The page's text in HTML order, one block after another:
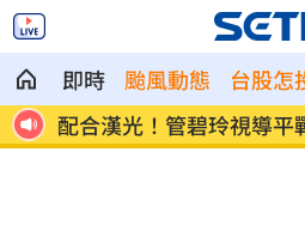
即時 颱風動態 台股怎
抱
配合漢光！管碧玲視導平
目